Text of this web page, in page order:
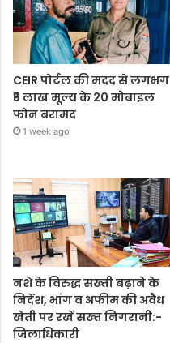
CEIR पोर्टल की मदद से लगभग
₹5 लाख मूल्य के 20 मोबाइल
फोन बरामद
1 week ago
नशे के विरुद्ध सख्ती बढ़ाने के
निर्देश, भांग व अफीम की अवैध
खेती पर रखें सख्त निगरानी:-
जिलाधिकारी